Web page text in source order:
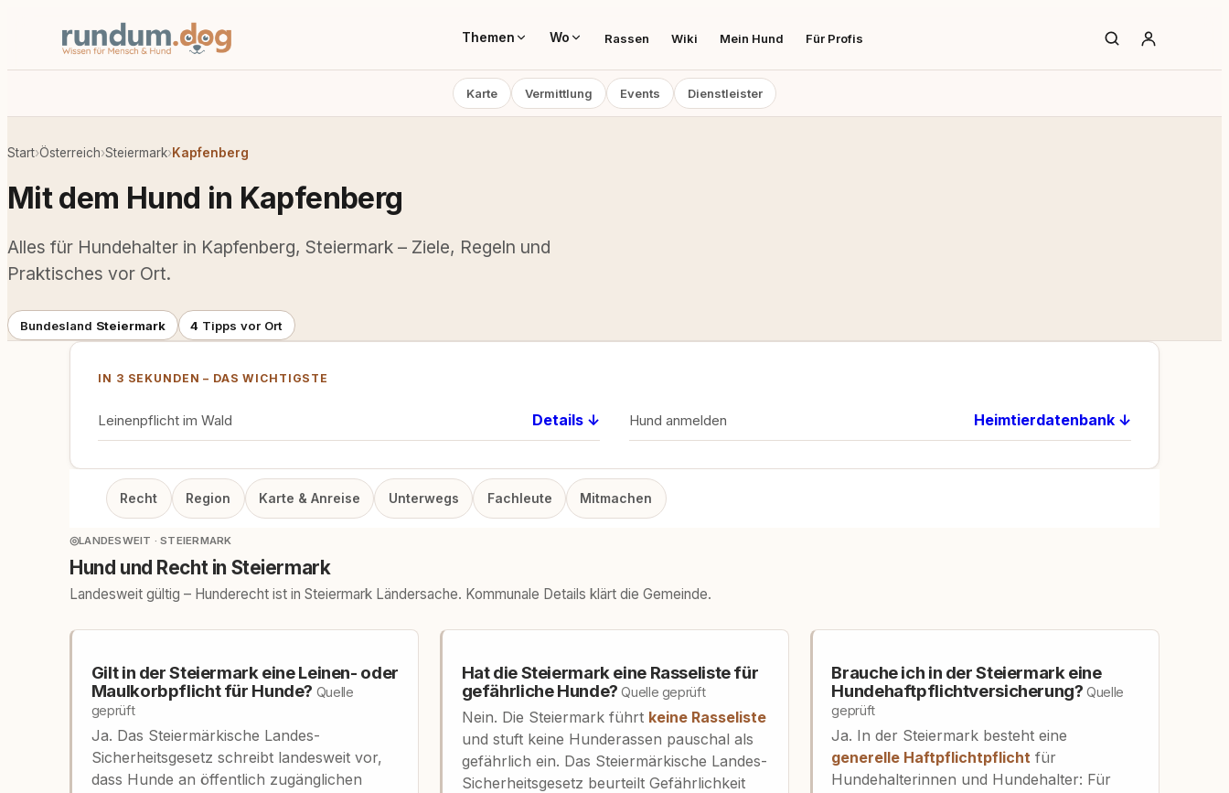
Themen Wo Rassen Wiki Mein Hund Für Profis
Karte Vermittlung Events Dienstleister
Start›Österreich›Steiermark›Kapfenberg
Mit dem Hund in Kapfenberg
Alles für Hundehalter in Kapfenberg, Steiermark – Ziele, Regeln und
Praktisches vor Ort.
Bundesland Steiermark 4 Tipps vor Ort
IN 3 SEKUNDEN – DAS WICHTIGSTE
Leinenpflicht im Wald Details ↓ Hund anmelden Heimtierdatenbank ↓
Recht Region Karte & Anreise Unterwegs Fachleute Mitmachen
◎LANDESWEIT · STEIERMARK
Hund und Recht in Steiermark
Landesweit gültig – Hunderecht ist in Steiermark Ländersache. Kommunale Details klärt die Gemeinde.
Gilt in der Steiermark eine Leinen- oder
Maulkorbpflicht für Hunde? Quelle
geprüft
Ja. Das Steiermärkische Landes-
Sicherheitsgesetz schreibt landesweit vor,
dass Hunde an öffentlich zugänglichen
Hat die Steiermark eine Rasseliste für
gefährliche Hunde?Quelle geprüft
Nein. Die Steiermark führt keine Rasseliste
und stuft keine Hunderassen pauschal als
gefährlich ein. Das Steiermärkische Landes-
Sicherheitsgesetz beurteilt Gefährlichkeit
Brauche ich in der Steiermark eine
Hundehaftpflichtversicherung?Quelle
geprüft
Ja. In der Steiermark besteht eine
generelle Haftpflichtpflicht für
Hundehalterinnen und Hundehalter: Für